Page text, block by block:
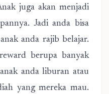
juga akan menjadi
Jadi anda bisa
anda rajib belajar.
berupa banyak
anda liburan atau
yang mereka mau.